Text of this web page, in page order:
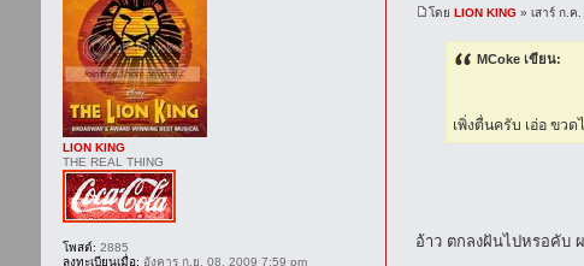
โดยLION KING » เสาร์ ก.ค
MCoke เขียน:
เพิ่งตื่นครับ เอ่อ ขวด
อ้าว ตกลงฝันไปหรอคับ
LION KING
THE REAL THING
โพสต์: 2885
ลงทะเบียนเมื่อ: อังคาร ก.ย. 08, 2009 7:59 pm